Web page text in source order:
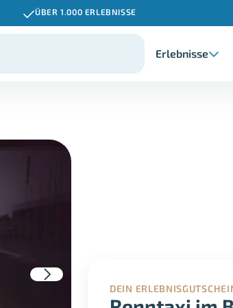
ÜBER 1.000 ERLEBNISSE
Erlebnisse
DEIN